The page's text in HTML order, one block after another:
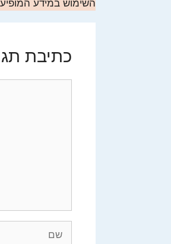
השימוש במידע
כתיבת